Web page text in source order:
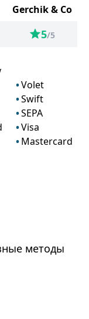
Gerchik & Co
5/5
Volet
Swift
SEPA
Visa
Mastercard
методы